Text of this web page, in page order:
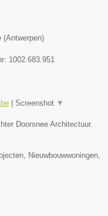
(Antwerpen)
1002.683.951
| Screenshot ▼
Doorsnee Architectuur.
Nieuwbouwwoningen,